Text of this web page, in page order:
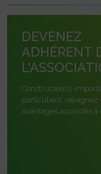
DEVENEZ
ADHÉRENT
Constructeurs,
particuliers,
avantages accordés à